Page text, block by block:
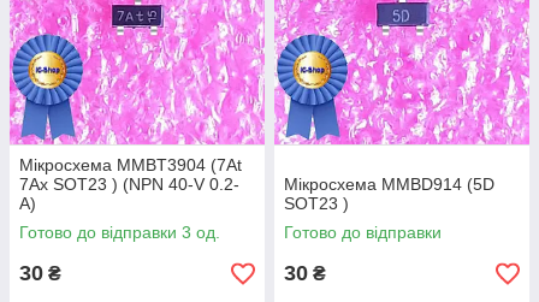
Мікросхема MMBT3904 (7At
7Ax SOT23 ) (NPN 40-V 0.2-
A)
Готово до відправки 3 од.
30 ₴
Мікросхема MMBD914 (5D
SOT23 )
Готово до відправки
30 ₴